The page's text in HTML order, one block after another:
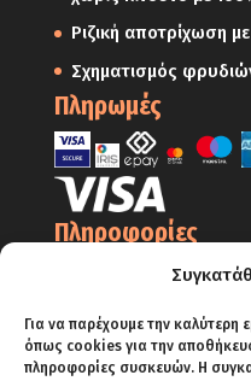
Για να παρέχουμε την καλύτερη
όπως cookies για την
πληροφορίες συσκευών. Η
Ριζική αποτρίχωση
Σχηματισμός
Πληρωμές
Πληροφορίες
Ο Λογαριασμός μου
Όροι Χρήσης
Πολιτική